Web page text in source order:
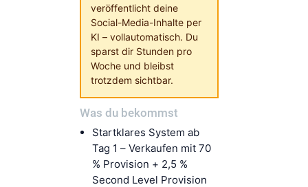
veröffentlicht deine
Social-Media-Inhalte per
KI – vollautomatisch. Du
sparst dir Stunden pro
Woche und bleibst
trotzdem sichtbar.
Was du bekommst
Startklares System ab
Tag 1 – Verkaufen mit 70
% Provision + 2,5 %
Second Level Provision